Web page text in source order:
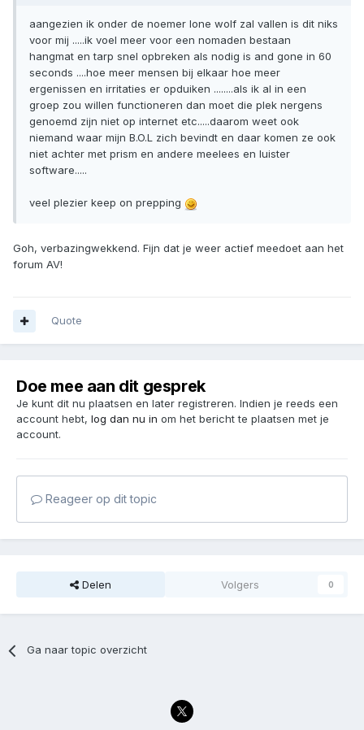
aangezien ik onder de noemer lone wolf zal vallen is dit niks
voor mij .....ik voel meer voor een nomaden bestaan
hangmat en tarp snel opbreken als nodig is and gone in 60
seconds ....hoe meer mensen bij elkaar hoe meer
ergenissen en irritaties er opduiken ........als ik al in een
groep zou willen functioneren dan moet die plek nergens
genoemd zijn niet op internet etc.....daarom weet ook
niemand waar mijn B.O.L zich bevindt en daar komen ze ook
niet achter met prism en andere meelees en luister
software.....
veel plezier keep on prepping
Goh, verbazingwekkend. Fijn dat je weer actief meedoet aan het
forum AV!
Quote
Doe mee aan dit gesprek
Je kunt dit nu plaatsen en later registreren. Indien je reeds een
account hebt, log dan nu in om het bericht te plaatsen met je
account.
Reageer op dit topic
Delen Volgers 0
Ga naar topic overzicht